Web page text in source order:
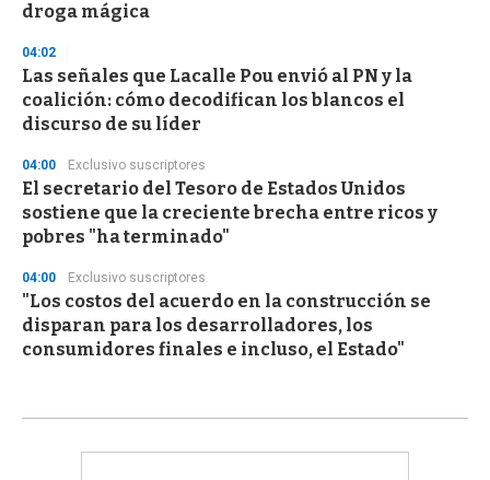
droga mágica
04:02
Las señales que Lacalle Pou envió al PN y la
coalición: cómo decodifican los blancos el
discurso de su líder
04:00 Exclusivo suscriptores
El secretario del Tesoro de Estados Unidos
sostiene que la creciente brecha entre ricos y
pobres "ha terminado"
04:00 Exclusivo suscriptores
"Los costos del acuerdo en la construcción se
disparan para los desarrolladores, los
consumidores finales e incluso, el Estado"